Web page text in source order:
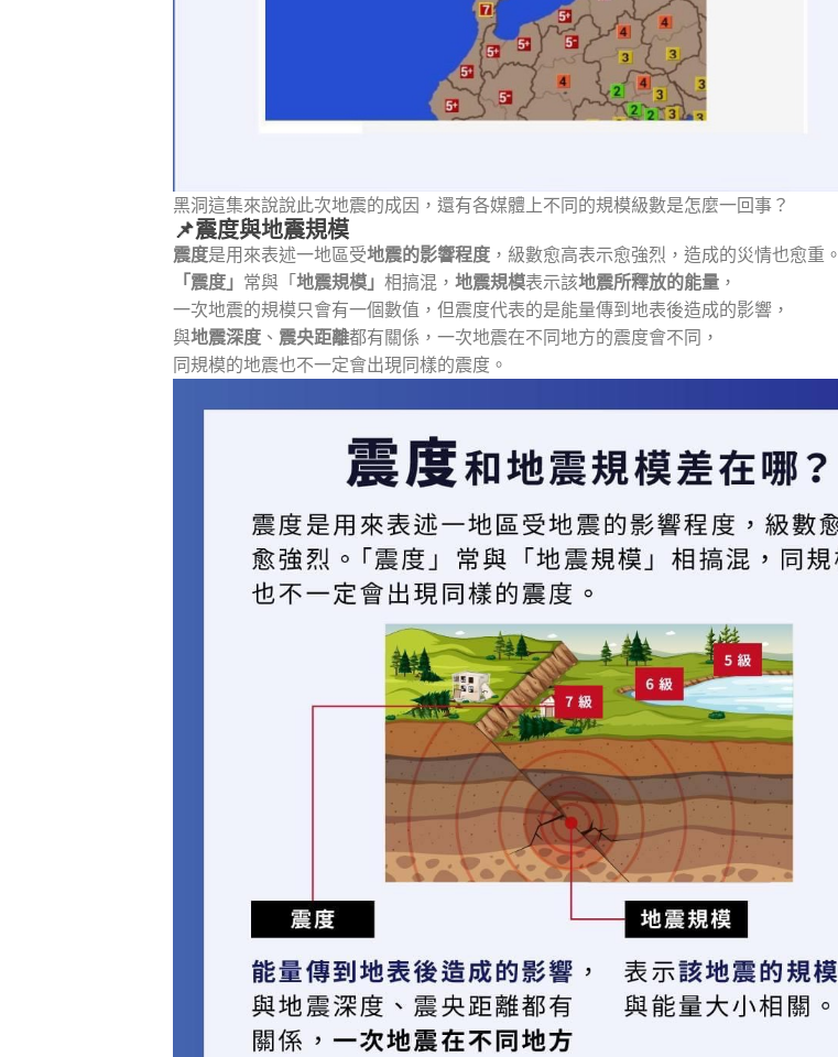
黑洞這集來說說此次地震的成因，還有各媒體上不同的規模級數是怎麼一回事？
📌震度與地震規模
震度是用來表述一地區受地震的影響程度 ，級數愈高表示愈強烈，造成的災情也愈重。
「震度」 常與「 地震規模」 相搞混， 地震規模表示該地震所釋放的能量 ，
一次地震的規模只會有一個數值，但震度代表的是能量傳到地表後造成的影響，
與地震深度 、 震央距離都有關係，一次地震在不同地方的震度會不同，
同規模的地震也不一定會出現同樣的震度。